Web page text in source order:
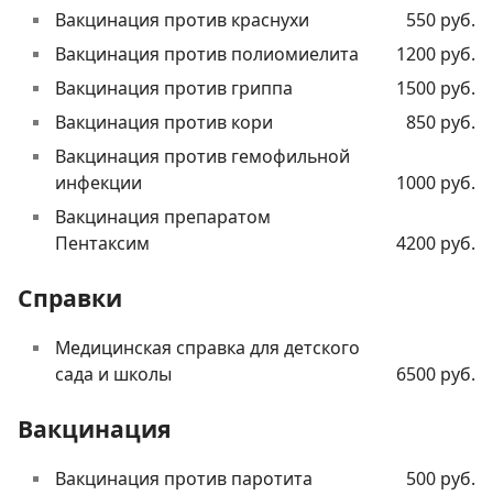
Вакцинация против краснухи
550 руб.
Вакцинация против полиомиелита
1200 руб.
Вакцинация против гриппа
1500 руб.
Вакцинация против кори
850 руб.
Вакцинация против гемофильной
инфекции
1000 руб.
Вакцинация препаратом
Пентаксим
4200 руб.
Справки
Медицинская справка для детского
сада и школы
6500 руб.
Вакцинация
Вакцинация против паротита
500 руб.